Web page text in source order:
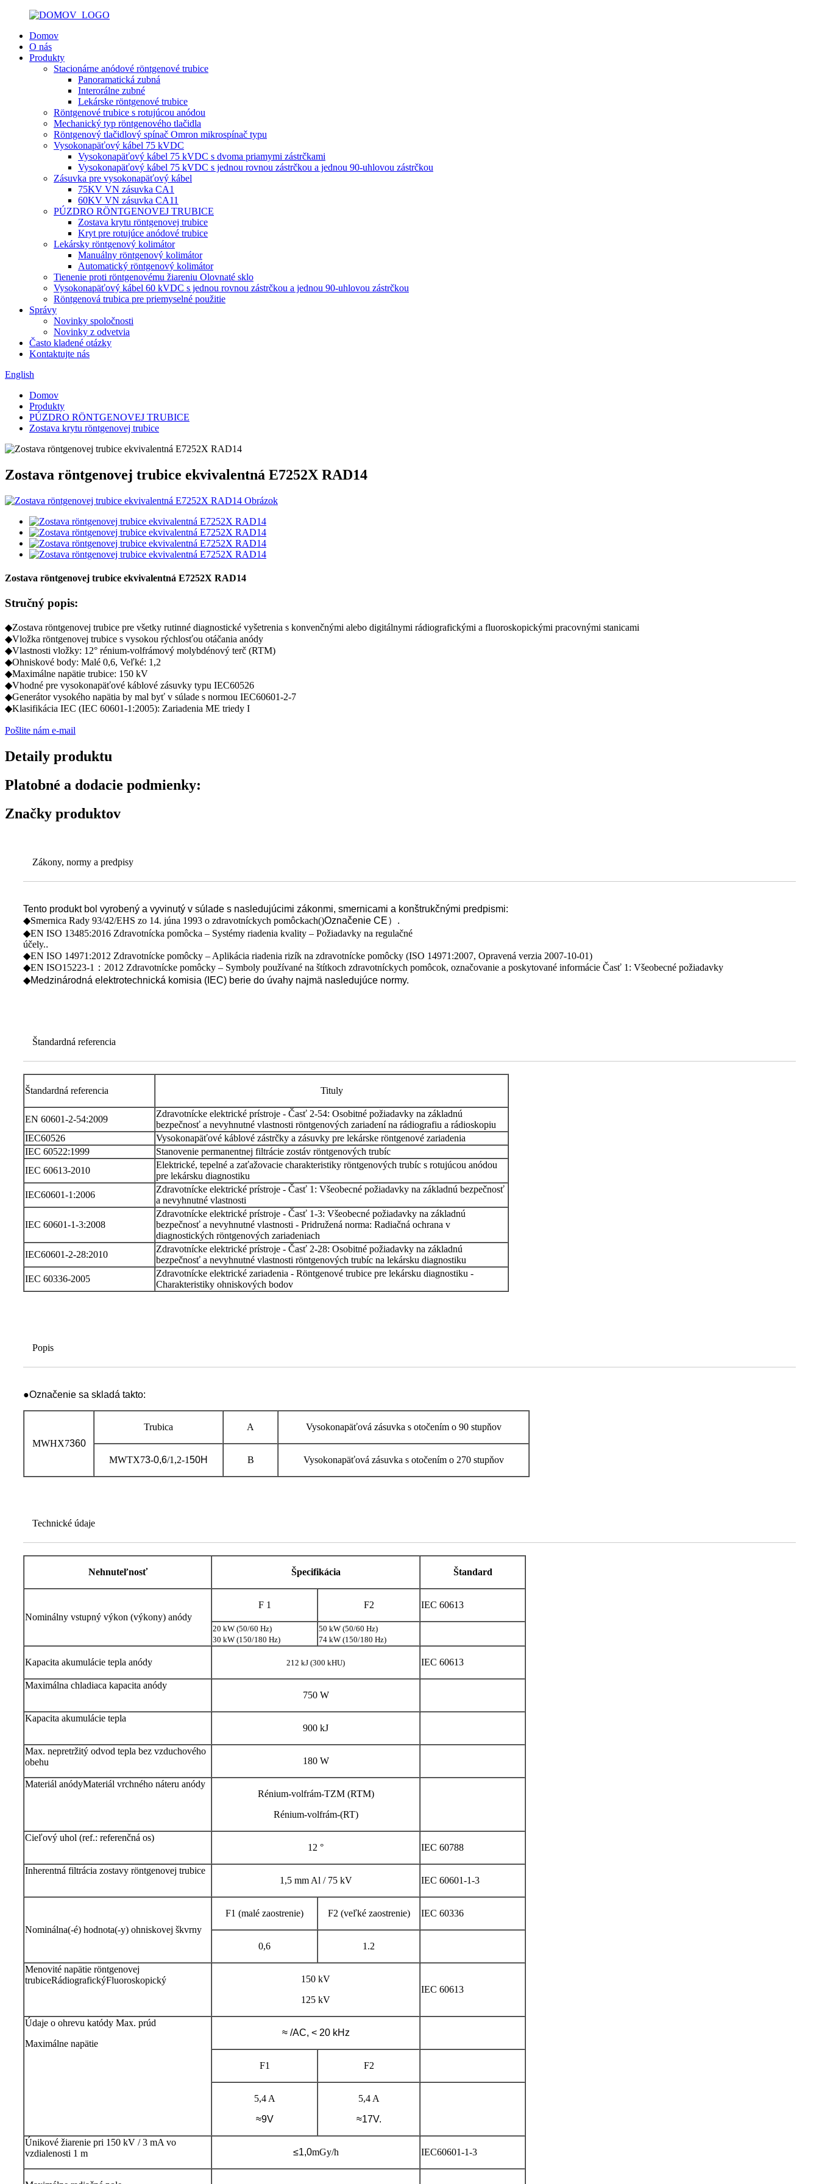
Domov
O nás
Produkty
Stacionárne anódové röntgenové trubice
Panoramatická zubná
Interorálne zubné
Lekárske röntgenové trubice
Röntgenové trubice s rotujúcou anódou
Mechanický typ röntgenového tlačidla
Röntgenový tlačidlový spínač Omron mikrospínač typu
Vysokonapäťový kábel 75 kVDC
Vysokonapäťový kábel 75 kVDC s dvoma priamymi zástrčkami
Vysokonapäťový kábel 75 kVDC s jednou rovnou zástrčkou a jednou 90-uhlovou zástrčkou
Zásuvka pre vysokonapäťový kábel
75KV VN zásuvka CA1
60KV VN zásuvka CA11
PÚZDRO RÖNTGENOVEJ TRUBICE
Zostava krytu röntgenovej trubice
Kryt pre rotujúce anódové trubice
Lekársky röntgenový kolimátor
Manuálny röntgenový kolimátor
Automatický röntgenový kolimátor
Tienenie proti röntgenovému žiareniu Olovnaté sklo
Vysokonapäťový kábel 60 kVDC s jednou rovnou zástrčkou a jednou 90-uhlovou zástrčkou
Röntgenová trubica pre priemyselné použitie
Správy
Novinky spoločnosti
Novinky z odvetvia
Často kladené otázky
Kontaktujte nás
English
Domov
Produkty
PÚZDRO RÖNTGENOVEJ TRUBICE
Zostava krytu röntgenovej trubice
Zostava röntgenovej trubice ekvivalentná E7252X RAD14
Zostava röntgenovej trubice ekvivalentná E7252X RAD14
Stručný popis:
◆Zostava röntgenovej trubice pre všetky rutinné diagnostické vyšetrenia s konvenčnými alebo digitálnymi rádiografickými a fluoroskopickými pracovnými stanicami
◆Vložka röntgenovej trubice s vysokou rýchlosťou otáčania anódy
◆Vlastnosti vložky: 12° rénium-volfrámový molybdénový terč (RTM)
◆Ohniskové body: Malé 0,6, Veľké: 1,2
◆Maximálne napätie trubice: 150 kV
◆Vhodné pre vysokonapäťové káblové zásuvky typu IEC60526
◆Generátor vysokého napätia by mal byť v súlade s normou IEC60601-2-7
◆Klasifikácia IEC (IEC 60601-1:2005): Zariadenia ME triedy I
Pošlite nám e-mail
Detaily produktu
Platobné a dodacie podmienky:
Značky produktov
Zákony, normy a predpisy
Tento produkt bol vyrobený a vyvinutý v súlade s nasledujúcimi zákonmi, smernicami a konštrukčnými predpismi:
◆Smernica Rady 93/42/EHS zo 14. júna 1993 o zdravotníckych pomôckach()Označenie CE） .
◆EN ISO 13485:2016 Zdravotnícka pomôcka – Systémy riadenia kvality – Požiadavky na regulačné
účely..
◆EN ISO 14971:2012 Zdravotnícke pomôcky – Aplikácia riadenia rizík na zdravotnícke pomôcky (ISO 14971:2007, Opravená verzia 2007-10-01)
◆EN ISO15223-1：2012 Zdravotnícke pomôcky – Symboly používané na štítkoch zdravotníckych pomôcok, označovanie a poskytované informácie Časť 1: Všeobecné požiadavky
◆Medzinárodná elektrotechnická komisia (IEC) berie do úvahy najmä nasledujúce normy.
Štandardná referencia
Štandardná referencia Tituly
EN 60601-2-54:2009
Zdravotnícke elektrické prístroje - Časť 2-54: Osobitné požiadavky na základnú
bezpečnosť a nevyhnutné vlastnosti röntgenových zariadení na rádiografiu a rádioskopiu
IEC60526
Vysokonapäťové káblové zástrčky a zásuvky pre lekárske röntgenové zariadenia
IEC 60522:1999
Stanovenie permanentnej filtrácie zostáv röntgenových trubíc
IEC 60613-2010
Elektrické, tepelné a zaťažovacie charakteristiky röntgenových trubíc s rotujúcou anódou
pre lekársku diagnostiku
IEC60601-1:2006
Zdravotnícke elektrické prístroje - Časť 1: Všeobecné požiadavky na základnú bezpečnosť
a nevyhnutné vlastnosti
IEC 60601-1-3:2008
Zdravotnícke elektrické prístroje - Časť 1-3: Všeobecné požiadavky na základnú
bezpečnosť a nevyhnutné vlastnosti - Pridružená norma: Radiačná ochrana v
diagnostických röntgenových zariadeniach
IEC60601-2-28:2010
Zdravotnícke elektrické prístroje - Časť 2-28: Osobitné požiadavky na základnú
bezpečnosť a nevyhnutné vlastnosti röntgenových trubíc na lekársku diagnostiku
IEC 60336-2005
Zdravotnícke elektrické zariadenia - Röntgenové trubice pre lekársku diagnostiku -
Charakteristiky ohniskových bodov
Popis
●Označenie sa skladá takto:
MWHX7360
Trubica A Vysokonapäťová zásuvka s otočením o 90 stupňov
MWTX73-0,6/1,2-150H B Vysokonapäťová zásuvka s otočením o 270 stupňov
Technické údaje
Nehnuteľnosť Špecifikácia Štandard
Nominálny vstupný výkon (výkony) anódy
F 1 F2 IEC 60613
20 kW (50/60 Hz)
30 kW (150/180 Hz)
50 kW (50/60 Hz)
74 kW (150/180 Hz)
Kapacita akumulácie tepla anódy 212 kJ (300 kHU) IEC 60613
Maximálna chladiaca kapacita anódy
750 W
Kapacita akumulácie tepla
900 kJ
Max. nepretržitý odvod tepla bez vzduchového
obehu
180 W
Materiál anódyMateriál vrchného náteru anódy
Rénium-volfrám-TZM (RTM)
Rénium-volfrám-(RT)
Cieľový uhol (ref.: referenčná os)
12 °
IEC 60788
Inherentná filtrácia zostavy röntgenovej trubice
1,5 mm Al / 75 kV
IEC 60601-1-3
Nominálna(-é) hodnota(-y) ohniskovej škvrny
F1 (malé zaostrenie) F2 (veľké zaostrenie) IEC 60336
0,6 1.2
Menovité napätie röntgenovej
trubiceRádiografickýFluoroskopický
150 kV
125 kV
IEC 60613
Údaje o ohrevu katódy Max. prúd
Maximálne napätie
≈ /AC, < 20 kHz
F1 F2
5,4 A
≈9V
5,4 A
≈17V.
Únikové žiarenie pri 150 kV / 3 mA vo
vzdialenosti 1 m
≤1,0mGy/h IEC60601-1-3